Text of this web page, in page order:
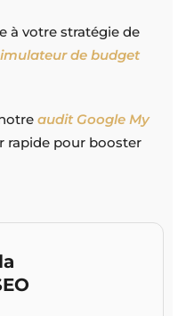
à votre stratégie de
de budget
audit Google My
rapide pour booster